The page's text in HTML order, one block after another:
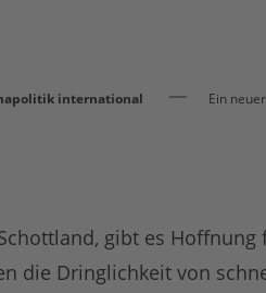
international Ein
gibt es Hoffnung
die Dringlichkeit von